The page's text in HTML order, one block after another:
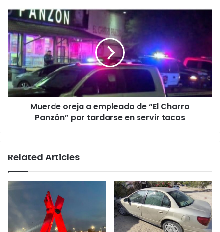
40
horas
en
México
Muerde
oreja
a
empleado
de
“El
Charro
Panzón”
por
tardarseMuerde oreja a empleado de “El Charro
Panzón” por tardarse en servir tacos
Related Articles